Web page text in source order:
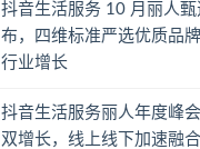
抖音生活服务 10 月丽人
布，四维标准严选优质品
行业增长
抖音生活服务丽人年度峰
双增长，线上线下加速融合